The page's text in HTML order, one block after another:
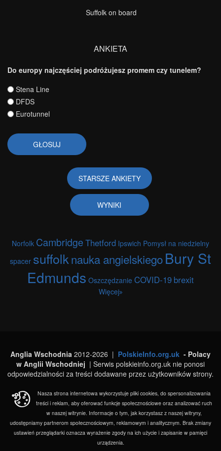
Suffolk on board
ANKIETA
Do europy najczęściej podróżujesz promem czy tunelem?
Wybory
Stena Line
DFDS
Eurotunnel
STARSZE ANKIETY
WYNIKI
Norfolk Cambridge Thetford Ipswich Pomysł na niedzielny
spacer suffolknauka angielskiegoBury St
Edmunds Oszczędzanie COVID-19 brexit
Więcej
Anglia Wschodnia 2012-2026 | PolskieInfo.org.uk - Polacy
w Anglii Wschodniej | Serwis polskieinfo.org.uk nie ponosi
odpowiedzialności za treści dodawane przez użytkowników strony.
Nasza strona internetowa wykorzystuje pliki cookies, do spersonalizowania
treści i reklam, aby oferować funkcje społecznościowe oraz analizować ruch
w naszej witrynie. Informacje o tym, jak korzystasz z naszej witryny,
udostępniamy partnerom społecznościowym, reklamowym i analitycznym. Brak zmiany
ustawień przeglądarki oznacza wyrażenie zgody na ich użycie i zapisanie w pamięci
urządzenia.